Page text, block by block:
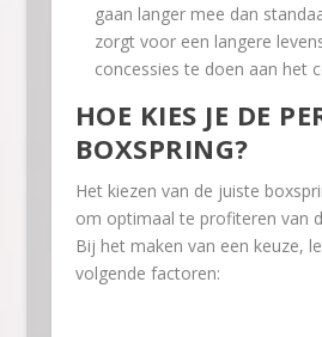
gaan langer mee dan
zorgt voor een langere
concessies te doen aan het
HOE KIES JE DE
BOXSPRING?
Het kiezen van de juiste
om optimaal te profiteren van
Bij het maken van een keuze,
volgende factoren: